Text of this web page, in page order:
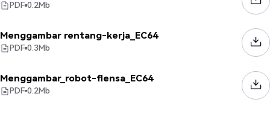
PDF 0.2Mb
Menggambar rentang-kerja_EC64
PDF 0.3Mb
Menggambar_robot-flensa_EC64
PDF 0.2Mb